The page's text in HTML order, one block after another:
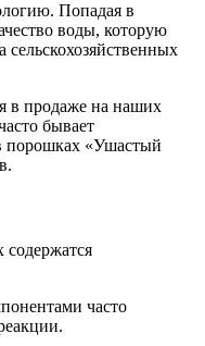
Попадая в
воды, которую
в продаже на наших
бывает
порошках «Ушастый
часто